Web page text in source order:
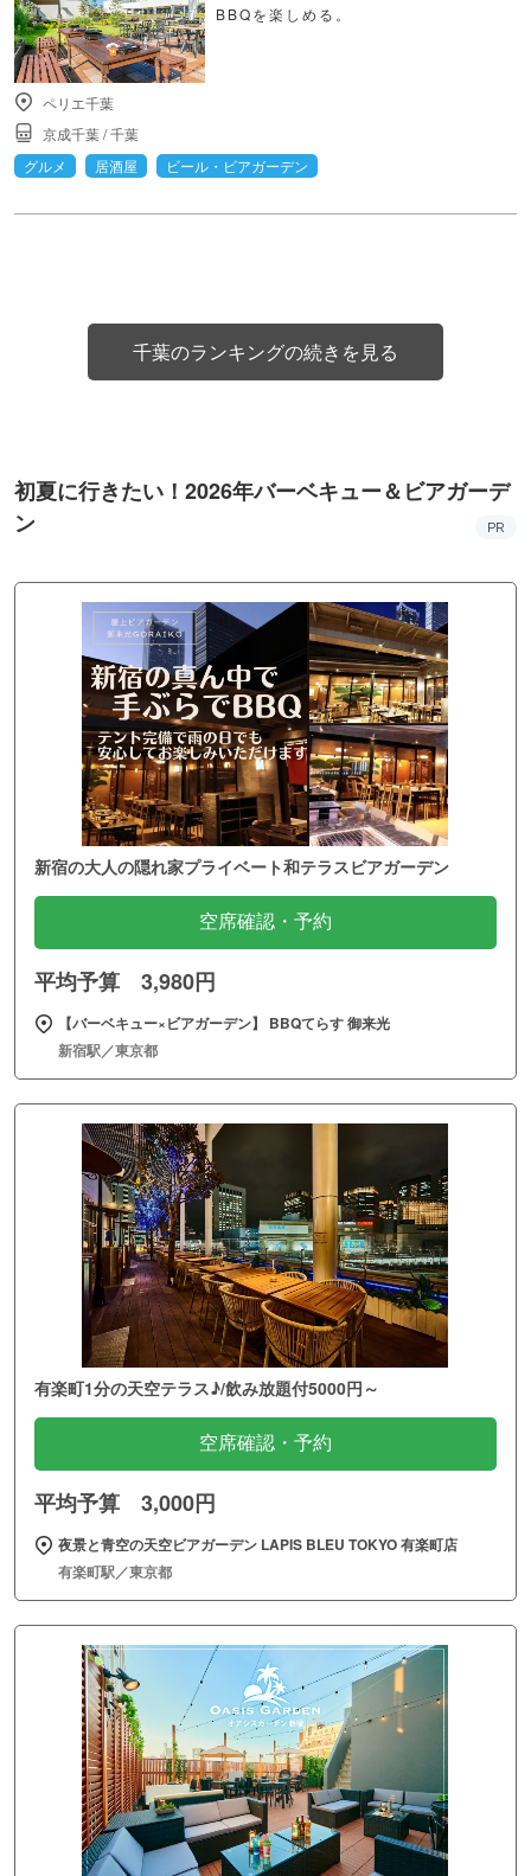
BBQを楽しめる。
ペリエ千葉
京成千葉/千葉
グルメ
居酒屋 ビール・ビアガーデン
千葉のランキングの続きを見る
初夏に行きたい！2026年バーベキュー＆ビアガーデ
ン
PR
新宿の大人の隠れ家プライベート和テラスビアガーデン
空席確認・予約
平均予算 3,980円
【バーベキュー×ビアガーデン】 BBQてらす 御来光
新宿駅／東京都
有楽町1分の天空テラス♪/飲み放題付5000円～
空席確認・予約
平均予算 3,000円
夜景と青空の天空ビアガーデン LAPIS BLEU TOKYO 有楽町店
有楽町駅／東京都